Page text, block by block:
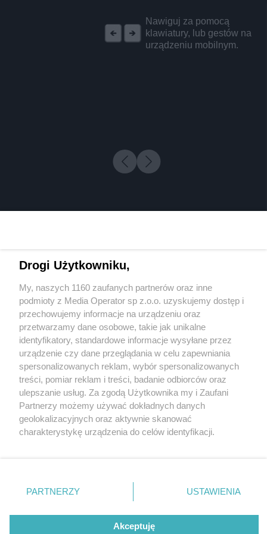
Nawiguj za pomocą
klawiatury, lub gestów na
urządzeniu mobilnym.
4 / 0
Wydawca mediów lokalnych
Nie zapomnij
zapoznać się z:
polityką prywatności regulamin korzystania z portali
Twojemiasto
Piekary Śląskie
Chorzów
Tarnowskie Góry
Gliwice
Skontakuj sięz nami
Kontakt
Wydawca
Redakcja
Drogi Użytkowniku,
My, naszych 1160 zaufanych partnerów oraz inne
podmioty z Media Operator sp z.o.o. uzyskujemy dostęp i
przechowujemy informacje na urządzeniu oraz
przetwarzamy dane osobowe, takie jak unikalne
identyfikatory, standardowe informacje wysyłane przez
urządzenie czy dane przeglądania w celu zapewniania
spersonalizowanych reklam, wybór spersonalizowanych
treści, pomiar reklam i treści, badanie odbiorców oraz
ulepszanie usług. Za zgodą Użytkownika my i Zaufani
Partnerzy możemy używać dokładnych danych
geolokalizacyjnych oraz aktywnie skanować
charakterystykę urządzenia do celów identyfikacji.
zmienić/wycofać klikając przycisk ustawień prywatności
znajdujący się w lewym dolnym rogu strony
rodzaje przetwarzania danych nie wymagają zgody
użytkownika, ale masz prawo sprzeciwić się takiemu
PARTNERZY USTAWIENIA
Akceptuję